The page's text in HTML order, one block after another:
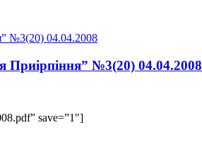
Приірпіння” №3(20) 04.04.2008
save=”1″]